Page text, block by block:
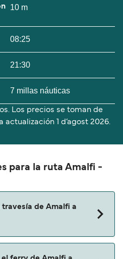
10 m
08:25
21:30
7 millas náuticas
Los precios se toman de
actualización
1 d’agost 2026.
para la ruta Amalfi -
travesía de Amalfi a